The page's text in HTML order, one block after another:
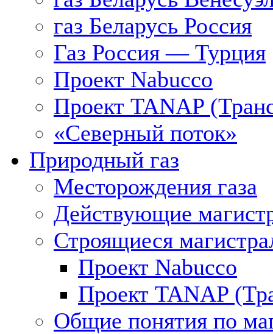
газ Беларусь Россия
Газ Россия — Турция
Проект Nabucco
Проект TANAP
«Северный поток»
Природный газ
Месторождения газа
Действующие
Строящиеся
Проект Nabucco
Проект TANAP
Общие понятия по